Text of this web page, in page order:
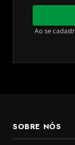
Ao se
SOBRE NÓS